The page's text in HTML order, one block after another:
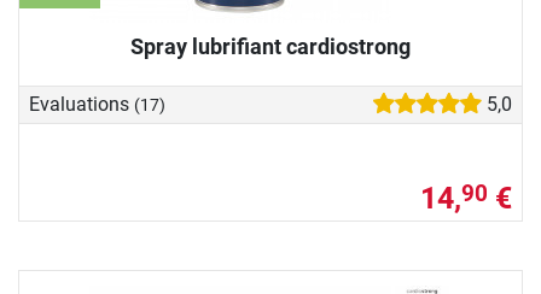
Spray lubrifiant cardiostrong
Evaluations (17) 5,0
14,90 €